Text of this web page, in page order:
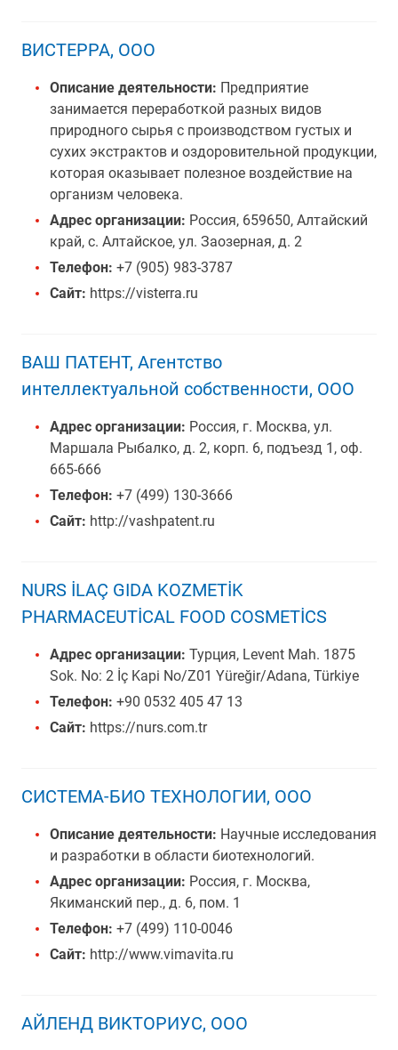
ВИСТЕРРА, ООО
Описание деятельности: Предприятие
занимается переработкой разных видов
природного сырья с производством густых и
сухих экстрактов и оздоровительной продукции,
которая оказывает полезное воздействие на
организм человека.
Адрес организации: Россия, 659650, Алтайский
край, с. Алтайское, ул. Заозерная, д. 2
Телефон: +7 (905) 983-3787
Сайт: https://visterra.ru
ВАШ ПАТЕНТ, Агентство
интеллектуальной собственности, ООО
Адрес организации: Россия, г. Москва, ул.
Маршала Рыбалко, д. 2, корп. 6, подъезд 1, оф.
665-666
Телефон: +7 (499) 130-3666
Сайт: http://vashpatent.ru
NURS İLAÇ GIDA KOZMETİK
PHARMACEUTİCAL FOOD COSMETİCS
Адрес организации: Турция, Levent Mah. 1875
Sok. No: 2 İç Kapi No/Z01 Yüreğir/Adana, Türkiye
Телефон: +90 0532 405 47 13
Сайт: https://nurs.com.tr
СИСТЕМА-БИО ТЕХНОЛОГИИ, ООО
Описание деятельности: Научные исследования
и разработки в области биотехнологий.
Адрес организации: Россия, г. Москва,
Якиманский пер., д. 6, пом. 1
Телефон: +7 (499) 110-0046
Сайт: http://www.vimavita.ru
АЙЛЕНД ВИКТОРИУС, ООО